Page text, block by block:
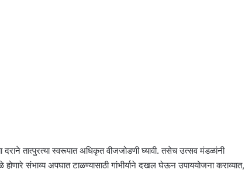
तात्पुरत्या स्वरूपात अधिकृत वीजजोडणी घ्यावी. तसेच उत्सव मंडळांनी
संभाव्य अपघात टाळण्यासाठी गांभीर्याने दखल घेऊन उपाययोजना कराव्यात,